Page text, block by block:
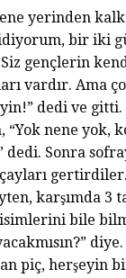
yerinden
bir iki
Siz gençlerin
vardır. Ama
dedi ve gitti.
“Yok nene yok,
dedi. Sonra
karşımda 3
bile
piç, herşeyin